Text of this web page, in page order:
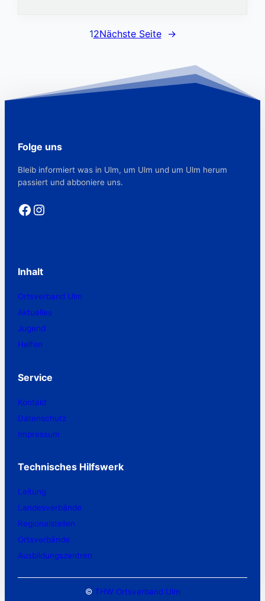
12Nächste Seite →
Folge uns
Bleib informiert was in Ulm, um Ulm und um Ulm herum
passiert und abboniere uns.
Facebook Instagram
Inhalt
Ortsverband Ulm
Aktuelles
Jugend
Helfen
Service
Kontakt
Datenschutz
Impressum
Technisches Hilfswerk
Leitung
Landesverbände
Regionalstellen
Ortsverbände
Ausbildungszentren
© THW Ortsverband Ulm